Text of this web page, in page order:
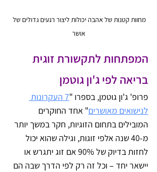
מחוות קטנות של אהבה יכולות ליצור רגעים גדולים של
אושר
המפתחות לתקשורת זוגית
בריאה לפי ג'ון גוטמן
פרופ' ג'ון גוטמן, בספרו "
7 העקרונות
לנישואים מאושרים" אחד החוקרים
המובילים בתחום הזוגיות, חקר במשך יותר
מ-40 שנה אלפי זוגות, וגילה שהוא יכול
לחזות בדיוק של 90% אם זוג יתגרש או
יישאר יחד – וכל זה רק לפי הדרך שבה הם